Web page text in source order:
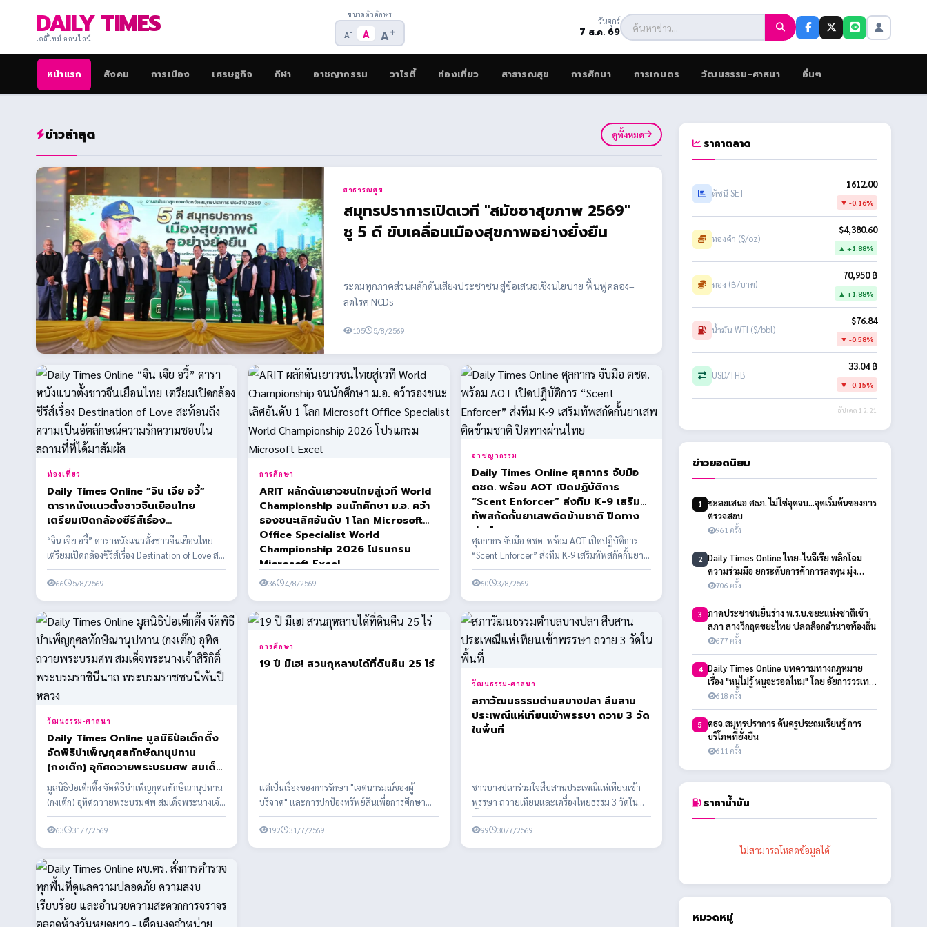
DAILY TIMES
เดลี่ไทม์ ออนไลน์
ขนาดตัวอักษร
A- A A+
วันศุกร์
7 ส.ค. 69
หน้าแรก สังคม การเมือง เศรษฐกิจ กีฬา อาชญากรรม วาไรตี้ ท่องเที่ยว สาธารณสุข การศึกษา การเกษตร วัฒนธรรม-ศาสนา อื่นๆ
ข่าวล่าสุด ดูทั้งหมด
สาธารณสุข
สมุทรปราการเปิดเวที "สมัชชาสุขภาพ 2569"
ชู 5 ดี ขับเคลื่อนเมืองสุขภาพอย่างยั่งยืน
ระดมทุกภาคส่วนผลักดันเสียงประชาชน สู่ข้อเสนอเชิงนโยบาย ฟื้นฟูคลอง–
ลดโรค NCDs
105 5/8/2569
ท่องเที่ยว
Daily Times Online “จิน เจีย อวี้”
ดาราหนังแนวตั้งชาวจีนเยือนไทย
เตรียมเปิดกล้องซีรีส์เรื่อง
Destination of Love สะท้อนถึงความ
เป็นอัตลักษณ์ความรักความชอบในสถาน
ที่ที่ได้มาสัมผัส
“จิน เจีย อวี้” ดาราหนังแนวตั้งชาวจีนเยือนไทย
เตรียมเปิดกล้องซีรีส์เรื่อง Destination of Love สะ
ท้อ...
66 5/8/2569
การศึกษา
ARIT ผลักดันเยาวชนไทยสู่เวที World
Championship จนนักศึกษา ม.อ. คว้า
รองชนะเลิศอันดับ 1 โลก Microsoft
Office Specialist World
Championship 2026 โปรแกรม
Microsoft Excel
36 4/8/2569
อาชญากรรม
Daily Times Online ศุลกากร จับมือ
ตชด. พร้อม AOT เปิดปฏิบัติการ
“Scent Enforcer” ส่งทีม K-9 เสริม
ทัพสกัดกั้นยาเสพติดข้ามชาติ ปิดทาง
ผ่านไทย
ศุลกากร จับมือ ตชด. พร้อม AOT เปิดปฏิบัติการ
“Scent Enforcer” ส่งทีม K-9 เสริมทัพสกัดกั้นยา
เสพติดข้า...
60 3/8/2569
วัฒนธรรม-ศาสนา
Daily Times Online มูลนิธิป่อเต็กตึ๊ง
จัดพิธีบำเพ็ญกุศลทักษิณานุปทาน
(กงเต๊ก) อุทิศถวายพระบรมศพ สมเด็จ
พระนางเจ้าสิริกิติ์ พระบรมราชินีนาถ
พระบรมราชชนนีพันปีหลวง
มูลนิธิป่อเต็กตึ๊ง จัดพิธีบำเพ็ญกุศลทักษิณานุปทาน
(กงเต๊ก) อุทิศถวายพระบรมศพ สมเด็จพระนางเจ้า
สิริกิต...
63 31/7/2569
การศึกษา
19 ปี มีเฮ! สวนกุหลาบได้ที่ดินคืน 25 ไร่
แต่เป็นเรื่องของการรักษา "เจตนารมณ์ของผู้
บริจาค" และการปกป้องทรัพย์สินเพื่อการศึกษา
ของลูกหลานไทย เม...
192 31/7/2569
วัฒนธรรม-ศาสนา
สภาวัฒนธรรมตำบลบางปลา สืบสาน
ประเพณีแห่เทียนเข้าพรรษา ถวาย 3 วัด
ในพื้นที่
ชาวบางปลาร่วมใจสืบสานประเพณีแห่เทียนเข้า
พรรษา ถวายเทียนและเครื่องไทยธรรม 3 วัดใน
พื้นที่ สืบทอดพระพุท...
99 30/7/2569
ราคาตลาด
ดัชนี SET
1612.00
▼ -0.16%
ทองคำ ($/oz)
$4,380.60
▲ +1.88%
ทอง (฿/บาท)
70,950 ฿
▲ +1.88%
น้ำมัน WTI ($/bbl)
$76.84
▼ -0.58%
USD/THB
33.04 ฿
▼ -0.15%
อัปเดต 12:21
ข่าวยอดนิยม
1 ชะลอเสนอ ศธภ. ไม่ใช่จุดจบ...จุดเริ่มต้นของการ
ตรวจสอบ
961 ครั้ง
2 Daily Times Online ไทย-ไนจีเรีย พลิกโฉม
ความร่วมมือ ยกระดับการค้าการลงทุน มุ่ง
ขยายตลาดสู่ 10 ประเทศแอฟริกา
706 ครั้ง
3 ภาคประชาชนยื่นร่าง พ.ร.บ.ขยะแห่งชาติเข้า
สภา สางวิกฤตขยะไทย ปลดล็อกอำนาจท้องถิ่น
677 ครั้ง
4 Daily Times Online บทความทางกฎหมาย
เรื่อง "หนูไม่รู้ หนูจะรอดไหม" โดย อัยการวรเทพ
สกุลพิชัยรัตน์
618 ครั้ง
5 ศธจ.สมุทรปราการ ดันครูประถมเรียนรู้ การ
บริโภคที่ยั่งยืน
611 ครั้ง
ราคาน้ำมัน
ไม่สามารถโหลดข้อมูลได้
หมวดหมู่